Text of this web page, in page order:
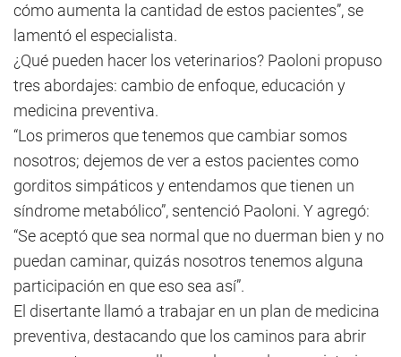
cómo aumenta la cantidad de estos pacientes”, se
lamentó el especialista.
¿Qué pueden hacer los veterinarios? Paoloni propuso
tres abordajes: cambio de enfoque, educación y
medicina preventiva.
“Los primeros que tenemos que cambiar somos
nosotros; dejemos de ver a estos pacientes como
gorditos simpáticos y entendamos que tienen un
síndrome metabólico”, sentenció Paoloni. Y agregó:
“Se aceptó que sea normal que no duerman bien y no
puedan caminar, quizás nosotros tenemos alguna
participación en que eso sea así”.
El disertante llamó a trabajar en un plan de medicina
preventiva, destacando que los caminos para abrir